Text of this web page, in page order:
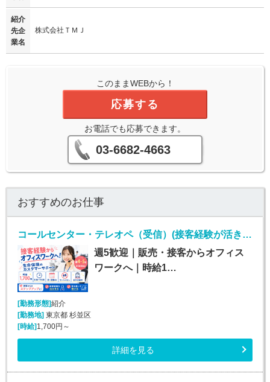
紹介
先企
業名
株式会社ＴＭＪ
このままWEBから！
応募する
お電話でも応募できます。
03-6682-4663
おすすめのお仕事
コールセンター・テレオペ（受信）(接客経験が活きる金融系カスタマーサポート)
週5歓迎｜販売・接客からオフィス
ワークへ｜時給1…
[勤務形態]紹介
[勤務地]東京都 杉並区
[時給]1,700円～
詳細を見る